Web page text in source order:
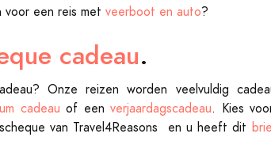
voor een reis met veerboot en auto?
cadeau.
Onze reizen worden veelvuldig
cadeau of een verjaardagscadeau. Kies
van Travel4Reasons en u heeft dit